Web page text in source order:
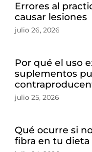
Errores al
causar lesiones
julio 26, 2026
Por qué el uso
suplementos
julio 25, 2026
Qué ocurre si
fibra en tu dieta